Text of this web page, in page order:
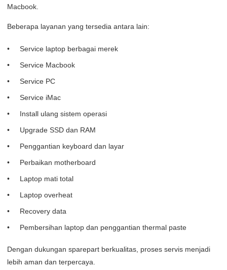
Macbook.
Beberapa layanan yang tersedia antara lain:
Service laptop berbagai merek
Service Macbook
Service PC
Service iMac
Install ulang sistem operasi
Upgrade SSD dan RAM
Penggantian keyboard dan layar
Perbaikan motherboard
Laptop mati total
Laptop overheat
Recovery data
Pembersihan laptop dan penggantian thermal paste
Dengan dukungan sparepart berkualitas, proses servis menjadi
lebih aman dan terpercaya.